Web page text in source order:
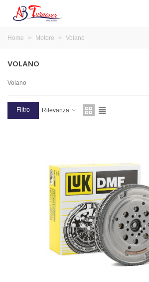
Home > Motore > Volano
VOLANO
Volano
Filtro Rilevanza